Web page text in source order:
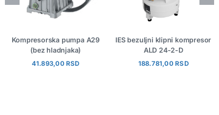
Kompresorska pumpa A29
(bez hladnjaka)
41.893,00RSD
IES bezuljni klipni kompresor
ALD 24-2-D
188.781,00RSD